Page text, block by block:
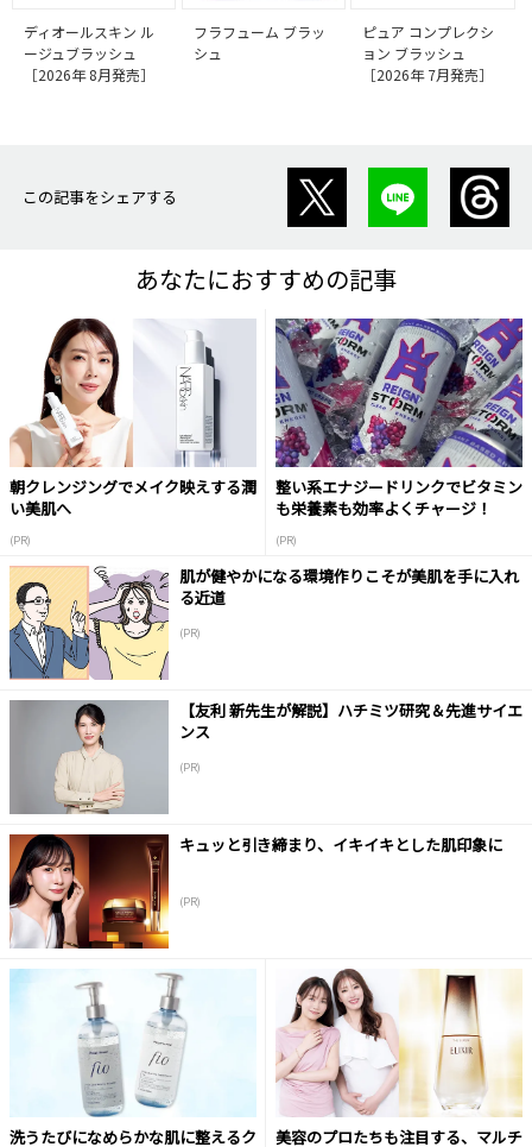
ディオールスキン ル
ージュブラッシュ
［2026年 8月発売］
フラフューム ブラッ
シュ
ピュア コンプレクシ
ョン ブラッシュ
［2026年 7月発売］
この記事をシェアする
あなたにおすすめの記事
朝クレンジングでメイク映えする潤
い美肌へ
(PR)
整い系エナジードリンクでビタミン
も栄養素も効率よくチャージ！
(PR)
肌が健やかになる環境作りこそが美肌を手に入れ
る近道
(PR)
【友利 新先生が解説】ハチミツ研究＆先進サイエ
ンス
(PR)
キュッと引き締まり、イキイキとした肌印象に
(PR)
洗うたびになめらかな肌に整えるク
美容のプロたちも注目する、マルチ